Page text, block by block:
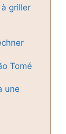
griller
Tomé
une